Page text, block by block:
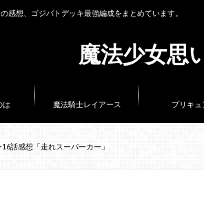
魔法少女思
感想、ゴジバトデッキ最強編成をまとめています。
は 魔法騎士レイアース プリキュ
話感想「走れスーパーカー」